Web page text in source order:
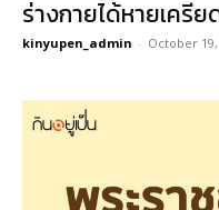
ร่างกายได้หายเครีย
kinyupen_admin - October 19,